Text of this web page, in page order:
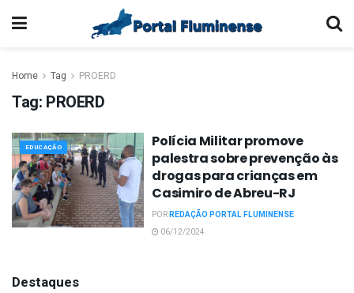
Home Tag PROERD
Tag: PROERD
EDUCAÇÃO
Polícia Militar promove
palestra sobre prevenção às
drogas para crianças em
Casimiro de Abreu-RJ
PORREDAÇÃO PORTAL FLUMINENSE
06/12/2024
Destaques